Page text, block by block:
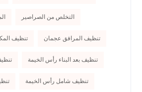
التخلص من الصراصير
تنظيف المرافق عجمان تنظيف
تنظيف بعد البناء رأس الخيمة
تنظيف شامل رأس الخيمة